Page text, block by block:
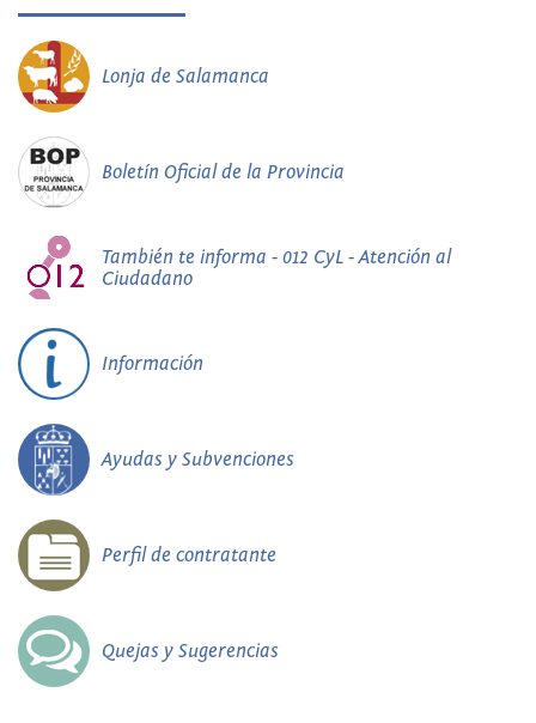
Lonja de Salamanca
Boletín Oficial de la Provincia
También te informa - 012 CyL - Atención al
Ciudadano
Información
Ayudas y Subvenciones
Perfil de contratante
Quejas y Sugerencias